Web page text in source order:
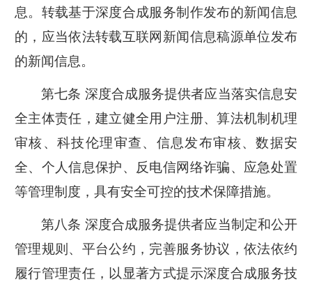
息。转载基于深度合成服务制作发布的新闻信息
的，应当依法转载互联网新闻信息稿源单位发布
的新闻信息。
第七条 深度合成服务提供者应当落实信息安
全主体责任，建立健全用户注册、算法机制机理
审核、科技伦理审查、信息发布审核、数据安
全、个人信息保护、反电信网络诈骗、应急处置
等管理制度，具有安全可控的技术保障措施。
第八条 深度合成服务提供者应当制定和公开
管理规则、平台公约，完善服务协议，依法依约
履行管理责任，以显著方式提示深度合成服务技